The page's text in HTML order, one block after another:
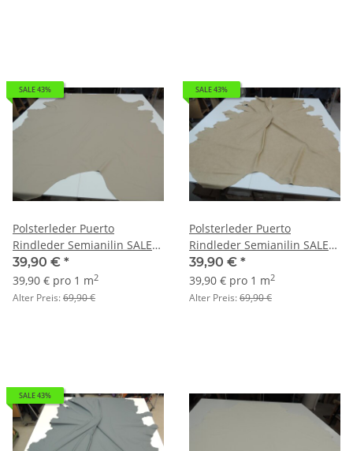
SALE 43%
Polsterleder Puerto
Rindleder Semianilin SALE
natur
39,90 € *
39,90 € pro 1 m2
Alter Preis:69,90 €
SALE 43%
Polsterleder Puerto
Rindleder Semianilin SALE
sand (wolkeneffekt)
39,90 € *
39,90 € pro 1 m2
Alter Preis:69,90 €
SALE 43%